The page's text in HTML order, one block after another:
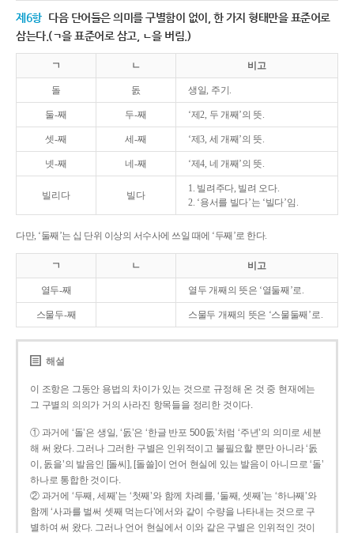
제6항 다음 단어들은 의미를 구별함이 없이, 한 가지 형태만을 표준어로
삼는다.(ㄱ을 표준어로 삼고, ㄴ을 버림.)
ㄱ ㄴ 비고
돌 돐 생일, 주기.
둘-째 두-째 ‘제2, 두 개째’의 뜻.
셋-째 세-째 ‘제3, 세 개째’의 뜻.
넷-째 네-째 ‘제4, 네 개째’의 뜻.
빌리다 빌다
1. 빌려주다, 빌려 오다.
2. ‘용서를 빌다’는 ‘빌다’임.
다만, ‘둘째’는 십 단위 이상의 서수사에 쓰일 때에 ‘두째’로 한다.
ㄱ ㄴ 비고
열두-째 열두 개째의 뜻은 ‘열둘째’로.
스물두-째 스물두 개째의 뜻은 ‘스물둘째’로.
해설
이 조항은 그동안 용법의 차이가 있는 것으로 규정해 온 것 중 현재에는
그 구별의 의의가 거의 사라진 항목들을 정리한 것이다.
① 과거에 ‘돌’은 생일, ‘돐’은 ‘한글 반포 500돐’처럼 ‘주년’의 의미로 세분
해 써 왔다. 그러나 그러한 구별은 인위적이고 불필요할 뿐만 아니라 ‘돐
이, 돐을’의 발음인 [돌씨], [돌쓸]이 언어 현실에 있는 발음이 아니므로 ‘돌’
하나로 통합한 것이다.
② 과거에 ‘두째, 세째’는 ‘첫째’와 함께 차례를, ‘둘째, 셋째’는 ‘하나째’와
함께 ‘사과를 벌써 셋째 먹는다’에서와 같이 수량을 나타내는 것으로 구
별하여 써 왔다. 그러나 언어 현실에서 이와 같은 구별은 인위적인 것이